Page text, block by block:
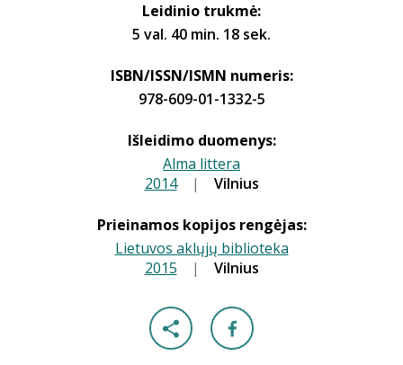
Leidinio trukmė:
5 val. 40 min. 18 sek.
ISBN/ISSN/ISMN numeris:
978-609-01-1332-5
Išleidimo duomenys:
Alma littera
2014 | Vilnius
Prieinamos kopijos rengėjas:
Lietuvos aklųjų biblioteka
2015 | Vilnius